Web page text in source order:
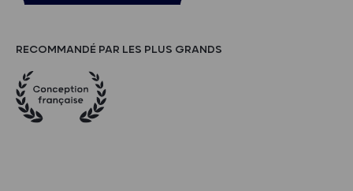
RECOMMANDÉ PAR LES PLUS GRANDS